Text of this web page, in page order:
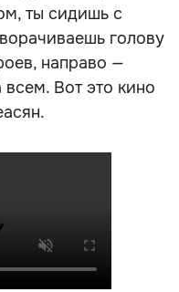
ты сидишь с
голову
направо —
Вот это кино